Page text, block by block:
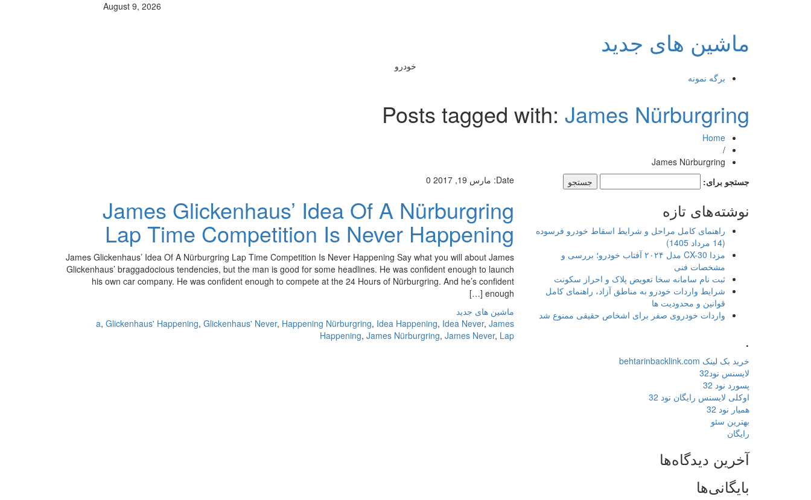
August 9, 2026
ماشین های جدید
خودرو
برگه نمونه
Posts tagged with: James Nürburgring
Home
/
James Nürburgring
Date: مارس 19, 2017 0
James Glickenhaus’ Idea Of A Nürburgring
Lap Time Competition Is Never Happening
James Glickenhaus’ Idea Of A Nürburgring Lap Time Competition Is Never Happening Say what you will about James
Glickenhaus’ braggadocious tendencies, but the man is good for some headlines. He was confident enough to launch
his own car company. He was confident enough to compete at the 24 Hours of Nürburgring. And he’s confident
enough […]
ماشین های جدید
a, Glickenhaus' Happening, Glickenhaus' Never, Happening Nürburgring, Idea Happening, Idea Never, James
Happening, James Nürburgring, James Never, Lap
جستجو برای:
نوشته‌های تازه
راهنمای کامل مراحل و شرایط اسقاط خودرو فرسوده
(14 مرداد 1405)
مزدا CX-30 مدل ۲۰۲۴ آفتاب خودرو؛ بررسی و
مشخصات فنی
ثبت نام سامانه سخا تعویض پلاک و احراز سکونت
شرایط واردات خودرو به مناطق آزاد، راهنمای کامل
قوانین و محدودیت ها
واردات خودروی صفر برای اشخاص حقیقی ممنوع شد
.
خرید بک لینک behtarinbacklink.com
لایسنس نود32
پسورد نود 32
اوکلی لایسنس رایگان نود 32
همیار نود 32
بهترین سئو
رایگان
آخرین دیدگاه‌ها
بایگانی‌ها